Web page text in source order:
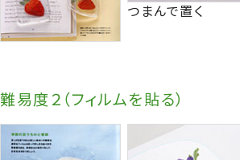
つまんで置く
難易度２（フィルムを貼る）